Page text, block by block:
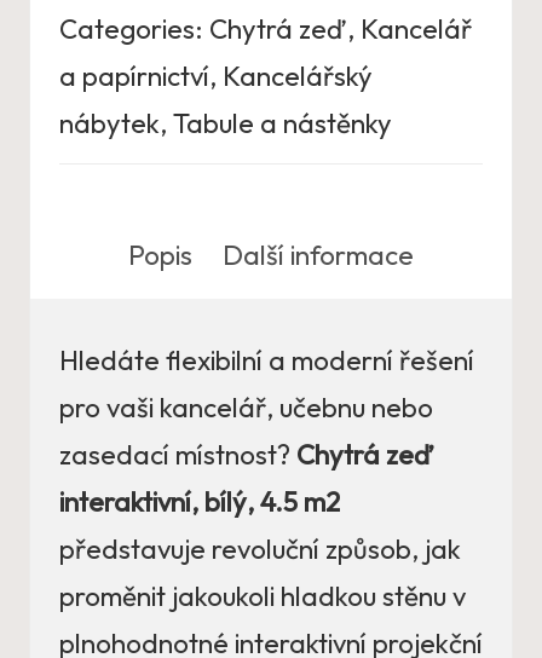
Categories: Chytrá zeď, Kancelář
a papírnictví, Kancelářský
nábytek, Tabule a nástěnky
Popis Další informace
Hledáte flexibilní a moderní řešení
pro vaši kancelář, učebnu nebo
zasedací místnost? Chytrá zeď
interaktivní, bílý, 4.5 m2
představuje revoluční způsob, jak
proměnit jakoukoli hladkou stěnu v
plnohodnotné interaktivní projekční